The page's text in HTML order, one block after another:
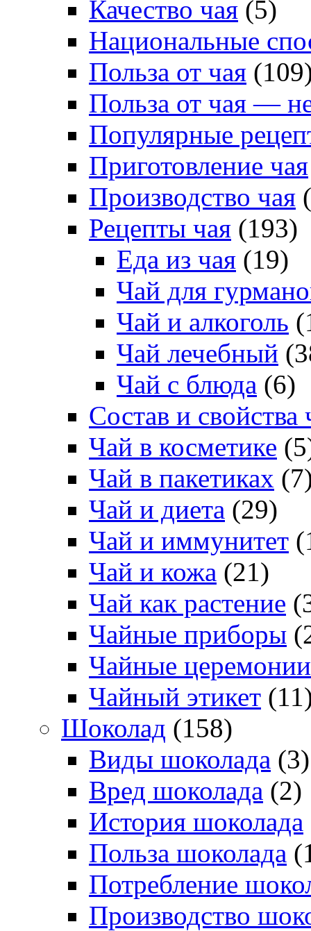
Качество чая (5)
Национальные
Польза от чая
Польза от чая —
Популярные
Приготовление чая
Производство чая
Рецепты чая (193)
Еда из чая (19)
Чай для
Чай и алкоголь
Чай лечебный
Чай с блюда (6)
Состав и свойства
Чай в косметике
Чай в пакетиках
Чай и диета (29)
Чай и иммунитет
Чай и кожа (21)
Чай как растение
Чайные приборы
Чайные церемонии
Чайный этикет
Шоколад (158)
Виды шоколада (3)
Вред шоколада (2)
История шоколада
Польза шоколада
Потребление
Производство